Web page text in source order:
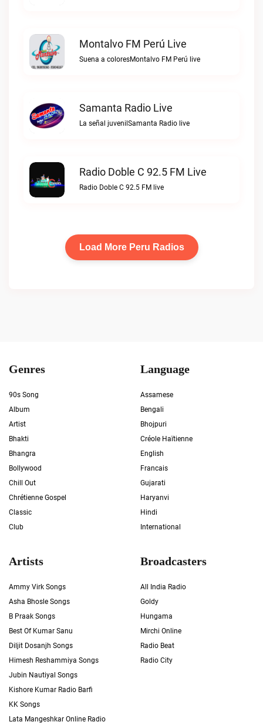
Montalvo FM Perú Live
Suena a coloresMontalvo FM Perú live
Samanta Radio Live
La señal juvenilSamanta Radio live
Radio Doble C 92.5 FM Live
Radio Doble C 92.5 FM live
Load More Peru Radios
Genres
90s Song
Album
Artist
Bhakti
Bhangra
Bollywood
Chill Out
Chrétienne Gospel
Classic
Club
Language
Assamese
Bengali
Bhojpuri
Créole Haïtienne
English
Francais
Gujarati
Haryanvi
Hindi
International
Artists
Ammy Virk Songs
Asha Bhosle Songs
B Praak Songs
Best Of Kumar Sanu
Diljit Dosanjh Songs
Himesh Reshammiya Songs
Jubin Nautiyal Songs
Kishore Kumar Radio Barfi
KK Songs
Lata Mangeshkar Online Radio
Broadcasters
All India Radio
Goldy
Hungama
Mirchi Online
Radio Beat
Radio City